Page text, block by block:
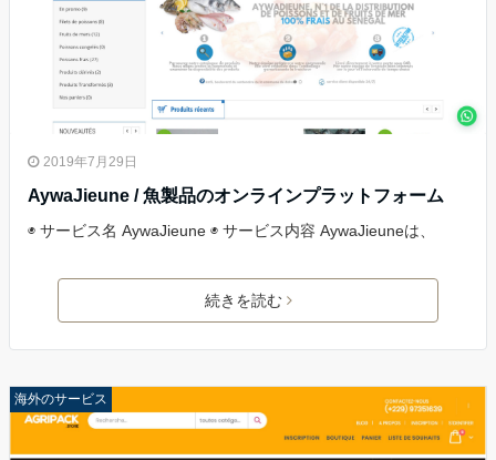
2019年7月29日
AywaJieune / 魚製品のオンラインプラットフォーム
◉ サービス名 AywaJieune ◉ サービス内容 AywaJieuneは、
続きを読む
海外のサービス